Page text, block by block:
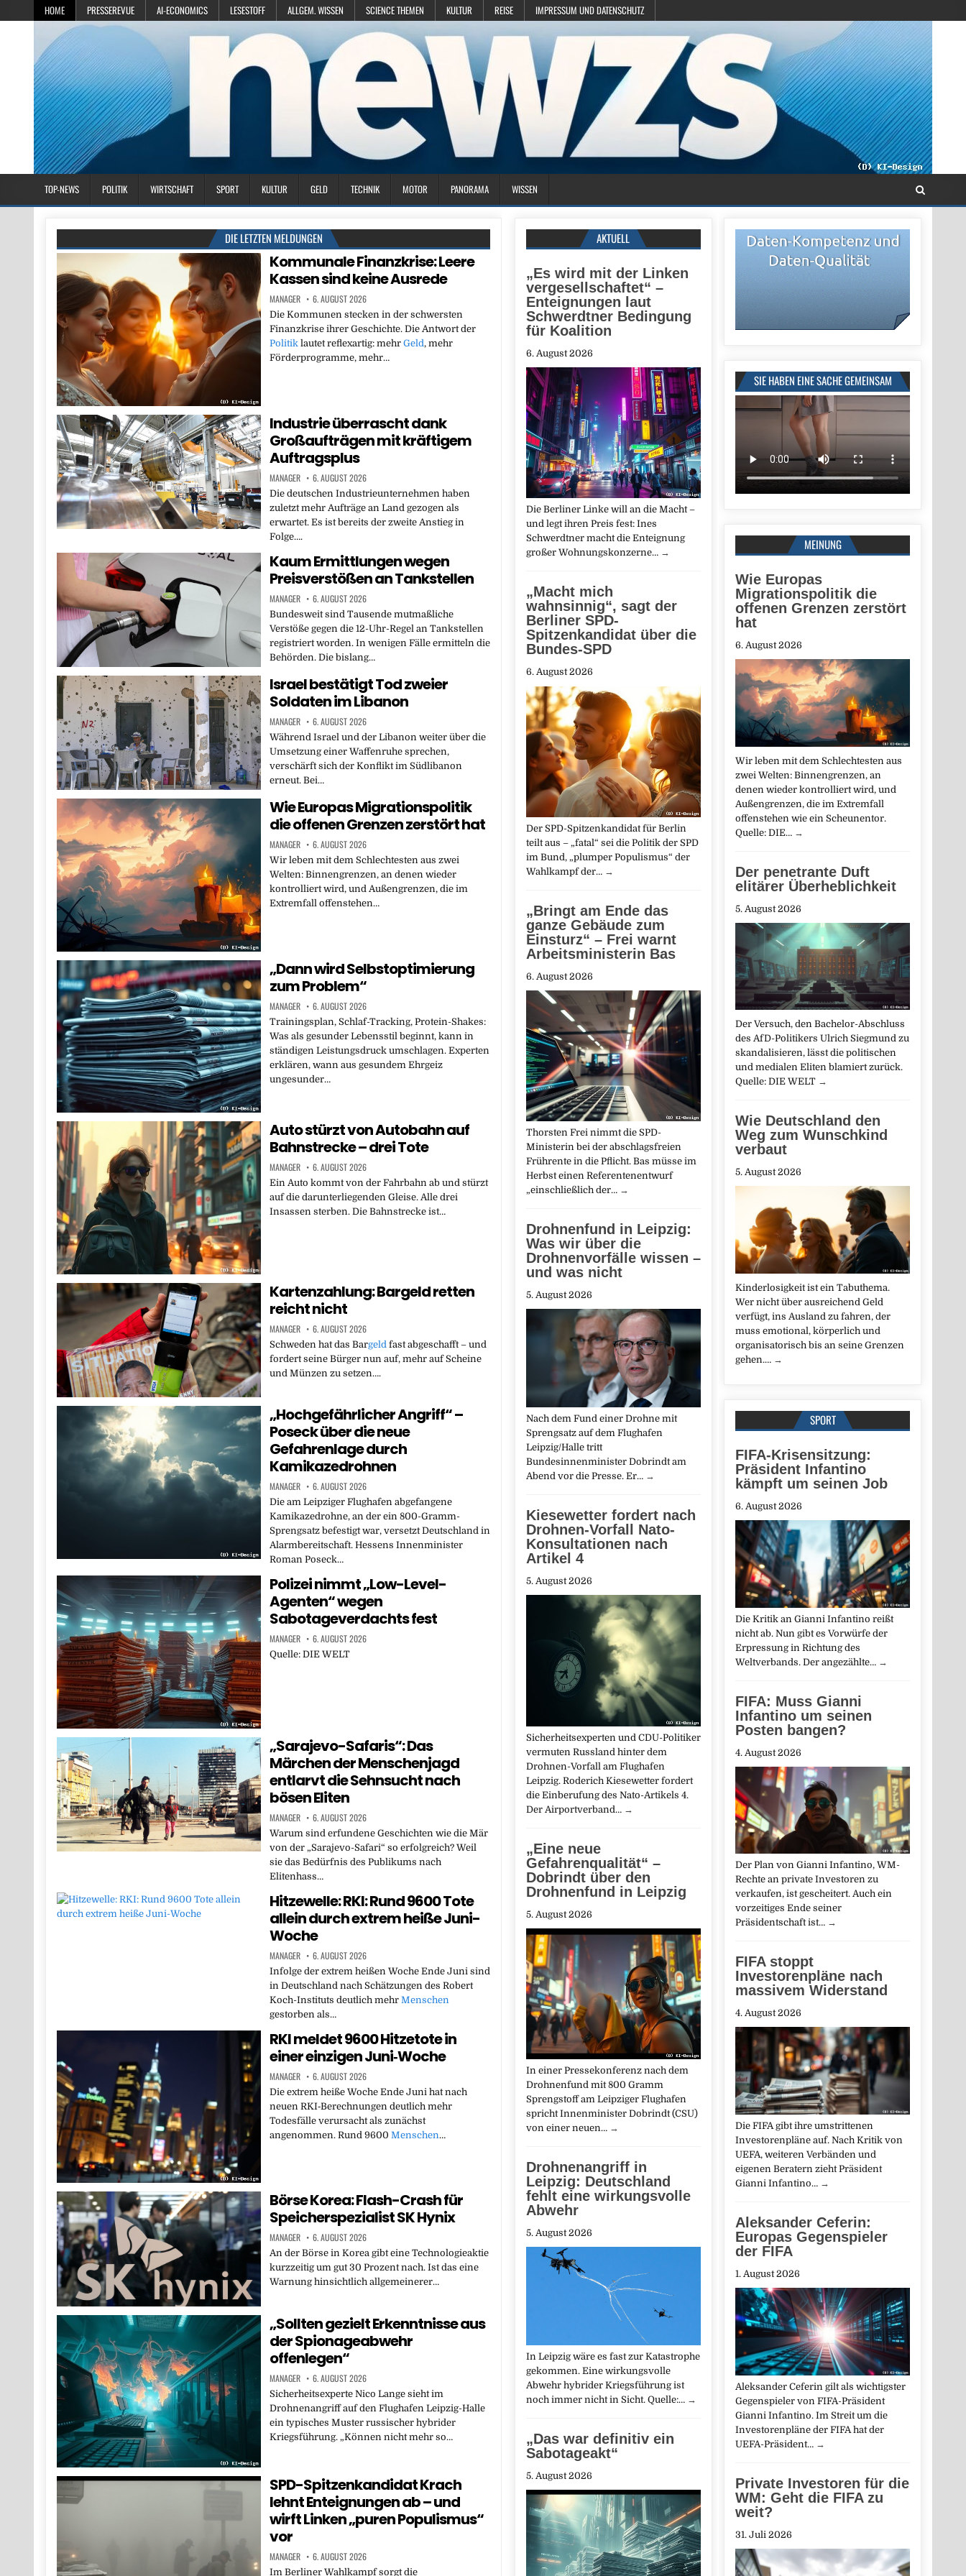
HOME PRESSEREVUE AI-ECONOMICS LESESTOFF ALLGEM. WISSEN SCIENCE THEMEN KULTUR REISE IMPRESSUM UND DATENSCHUTZ
TOP-NEWS POLITIK WIRTSCHAFT SPORT KULTUR GELD TECHNIK MOTOR PANORAMA WISSEN
DIE LETZTEN MELDUNGEN
Kommunale Finanzkrise: Leere
Kassen sind keine Ausrede
MANAGER 6. AUGUST 2026
Die Kommunen stecken in der schwersten
Finanzkrise ihrer Geschichte. Die Antwort der
Politiklautet reflexartig: mehr Geld, mehr
Förderprogramme, mehr…
Industrie überrascht dank
Großaufträgen mit kräftigem
Auftragsplus
MANAGER 6. AUGUST 2026
Die deutschen Industrieunternehmen haben
zuletzt mehr Aufträge an Land gezogen als
erwartet. Es ist bereits der zweite Anstieg in
Folge….
Kaum Ermittlungen wegen
Preisverstößen an Tankstellen
MANAGER 6. AUGUST 2026
Bundesweit sind Tausende mutmaßliche
Verstöße gegen die 12-Uhr-Regel an Tankstellen
registriert worden. In wenigen Fälle ermitteln die
Behörden. Die bislang…
Israel bestätigt Tod zweier
Soldaten im Libanon
MANAGER 6. AUGUST 2026
Während Israel und der Libanon weiter über die
Umsetzung einer Waffenruhe sprechen,
verschärft sich der Konflikt im Südlibanon
erneut. Bei…
Wie Europas Migrationspolitik
die offenen Grenzen zerstört hat
MANAGER 6. AUGUST 2026
Wir leben mit dem Schlechtesten aus zwei
Welten: Binnengrenzen, an denen wieder
kontrolliert wird, und Außengrenzen, die im
Extremfall offenstehen…
„Dann wird Selbstoptimierung
zum Problem“
MANAGER 6. AUGUST 2026
Trainingsplan, Schlaf-Tracking, Protein-Shakes:
Was als gesunder Lebensstil beginnt, kann in
ständigen Leistungsdruck umschlagen. Experten
erklären, wann aus gesundem Ehrgeiz
ungesunder…
Auto stürzt von Autobahn auf
Bahnstrecke – drei Tote
MANAGER 6. AUGUST 2026
Ein Auto kommt von der Fahrbahn ab und stürzt
auf die darunterliegenden Gleise. Alle drei
Insassen sterben. Die Bahnstrecke ist…
Kartenzahlung: Bargeld retten
reicht nicht
MANAGER 6. AUGUST 2026
Schweden hat das Bargeldfast abgeschafft – und
fordert seine Bürger nun auf, mehr auf Scheine
und Münzen zu setzen….
„Hochgefährlicher Angriff“ –
Poseck über die neue
Gefahrenlage durch
Kamikazedrohnen
MANAGER 6. AUGUST 2026
Die am Leipziger Flughafen abgefangene
Kamikazedrohne, an der ein 800-Gramm-
Sprengsatz befestigt war, versetzt Deutschland in
Alarmbereitschaft. Hessens Innenminister
Roman Poseck…
Polizei nimmt „Low-Level-
Agenten“ wegen
Sabotageverdachts fest
MANAGER 6. AUGUST 2026
Quelle: DIE WELT
„Sarajevo-Safaris“: Das
Märchen der Menschenjagd
entlarvt die Sehnsucht nach
bösen Eliten
MANAGER 6. AUGUST 2026
Warum sind erfundene Geschichten wie die Mär
von der „Sarajevo-Safari“ so erfolgreich? Weil
sie das Bedürfnis des Publikums nach
Elitenhass…
Hitzewelle: RKI: Rund 9600 Tote
allein durch extrem heiße Juni-
Woche
MANAGER 6. AUGUST 2026
Infolge der extrem heißen Woche Ende Juni sind
in Deutschland nach Schätzungen des Robert
Koch-Instituts deutlich mehr Menschen
gestorben als…
RKI meldet 9600 Hitzetote in
einer einzigen Juni‑Woche
MANAGER 6. AUGUST 2026
Die extrem heiße Woche Ende Juni hat nach
neuen RKI‑Berechnungen deutlich mehr
Todesfälle verursacht als zunächst
angenommen. Rund 9600 Menschen…
Börse Korea: Flash-Crash für
Speicherspezialist SK Hynix
MANAGER 6. AUGUST 2026
An der Börse in Korea gibt eine Technologieaktie
kurzzeitig um gut 30 Prozent nach. Ist das eine
Warnung hinsichtlich allgemeinerer…
„Sollten gezielt Erkenntnisse aus
der Spionageabwehr
offenlegen“
MANAGER 6. AUGUST 2026
Sicherheitsexperte Nico Lange sieht im
Drohnenangriff auf den Flughafen Leipzig-Halle
ein typisches Muster russischer hybrider
Kriegsführung. „Können nicht mehr so…
SPD-Spitzenkandidat Krach
lehnt Enteignungen ab – und
wirft Linken „puren Populismus“
vor
MANAGER 6. AUGUST 2026
Im Berliner Wahlkampf sorgt die
SIE HABEN EINE SACHE GEMEINSAM
MEINUNG
Wie Europas
Migrationspolitik die
offenen Grenzen zerstört
hat
6. August 2026
Wir leben mit dem Schlechtesten aus
zwei Welten: Binnengrenzen, an
denen wieder kontrolliert wird, und
Außengrenzen, die im Extremfall
offenstehen wie ein Scheunentor.
Quelle: DIE… →
Der penetrante Duft
elitärer Überheblichkeit
5. August 2026
Der Versuch, den Bachelor-Abschluss
des AfD-Politikers Ulrich Siegmund zu
skandalisieren, lässt die politischen
und medialen Eliten blamiert zurück.
Quelle: DIE WELT →
Wie Deutschland den
Weg zum Wunschkind
verbaut
5. August 2026
Kinderlosigkeit ist ein Tabuthema.
Wer nicht über ausreichend Geld
verfügt, ins Ausland zu fahren, der
muss emotional, körperlich und
organisatorisch bis an seine Grenzen
gehen.… →
SPORT
FIFA-Krisensitzung:
Präsident Infantino
kämpft um seinen Job
6. August 2026
Die Kritik an Gianni Infantino reißt
nicht ab. Nun gibt es Vorwürfe der
Erpressung in Richtung des
Weltverbands. Der angezählte… →
FIFA: Muss Gianni
Infantino um seinen
Posten bangen?
4. August 2026
Der Plan von Gianni Infantino, WM-
Rechte an private Investoren zu
verkaufen, ist gescheitert. Auch ein
vorzeitiges Ende seiner
Präsidentschaft ist… →
FIFA stoppt
Investorenpläne nach
massivem Widerstand
4. August 2026
Die FIFA gibt ihre umstrittenen
Investorenpläne auf. Nach Kritik von
UEFA, weiteren Verbänden und
eigenen Beratern zieht Präsident
Gianni Infantino… →
Aleksander Ceferin:
Europas Gegenspieler
der FIFA
1. August 2026
Aleksander Ceferin gilt als wichtigster
Gegenspieler von FIFA-Präsident
Gianni Infantino. Im Streit um die
Investorenpläne der FIFA hat der
UEFA-Präsident… →
Private Investoren für die
WM: Geht die FIFA zu
weit?
31. Juli 2026
AKTUELL
„Es wird mit der Linken
vergesellschaftet“ –
Enteignungen laut
Schwerdtner Bedingung
für Koalition
6. August 2026
Die Berliner Linke will an die Macht –
und legt ihren Preis fest: Ines
Schwerdtner macht die Enteignung
großer Wohnungskonzerne… →
„Macht mich
wahnsinnig“, sagt der
Berliner SPD-
Spitzenkandidat über die
Bundes-SPD
6. August 2026
Der SPD-Spitzenkandidat für Berlin
teilt aus – „fatal“ sei die Politik der SPD
im Bund, „plumper Populismus“ der
Wahlkampf der… →
„Bringt am Ende das
ganze Gebäude zum
Einsturz“ – Frei warnt
Arbeitsministerin Bas
6. August 2026
Thorsten Frei nimmt die SPD-
Ministerin bei der abschlagsfreien
Frührente in die Pflicht. Bas müsse im
Herbst einen Referentenentwurf
„einschließlich der… →
Drohnenfund in Leipzig:
Was wir über die
Drohnenvorfälle wissen –
und was nicht
5. August 2026
Nach dem Fund einer Drohne mit
Sprengsatz auf dem Flughafen
Leipzig/Halle tritt
Bundesinnenminister Dobrindt am
Abend vor die Presse. Er… →
Kiesewetter fordert nach
Drohnen-Vorfall Nato-
Konsultationen nach
Artikel 4
5. August 2026
Sicherheitsexperten und CDU-Politiker
vermuten Russland hinter dem
Drohnen-Vorfall am Flughafen
Leipzig. Roderich Kiesewetter fordert
die Einberufung des Nato-Artikels 4.
Der Airportverband… →
„Eine neue
Gefahrenqualität“ –
Dobrindt über den
Drohnenfund in Leipzig
5. August 2026
In einer Pressekonferenz nach dem
Drohnenfund mit 800 Gramm
Sprengstoff am Leipziger Flughafen
spricht Innenminister Dobrindt (CSU)
von einer neuen… →
Drohnenangriff in
Leipzig: Deutschland
fehlt eine wirkungsvolle
Abwehr
5. August 2026
In Leipzig wäre es fast zur Katastrophe
gekommen. Eine wirkungsvolle
Abwehr hybrider Kriegsführung ist
noch immer nicht in Sicht. Quelle:… →
„Das war definitiv ein
Sabotageakt“
5. August 2026